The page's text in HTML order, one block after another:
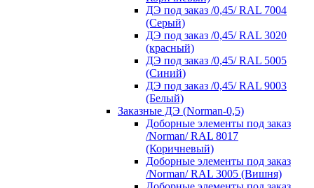
ДЭ под заказ /0,45/ RAL 7004
(Серый)
ДЭ под заказ /0,45/ RAL 3020
(красный)
ДЭ под заказ /0,45/ RAL 5005
(Синий)
ДЭ под заказ /0,45/ RAL 9003
(Белый)
Заказные ДЭ (Norman-0,5)
Доборные элементы под заказ
/Norman/ RAL 8017
(Коричневый)
Доборные элементы под заказ
/Norman/ RAL 3005 (Вишня)